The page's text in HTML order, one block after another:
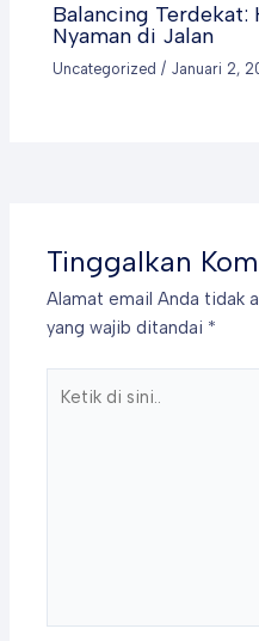
Balancing
Nyaman di Jalan
Uncategorized / Januari 2,
Tinggalkan
Alamat email Anda tidak
yang wajib ditandai *
di